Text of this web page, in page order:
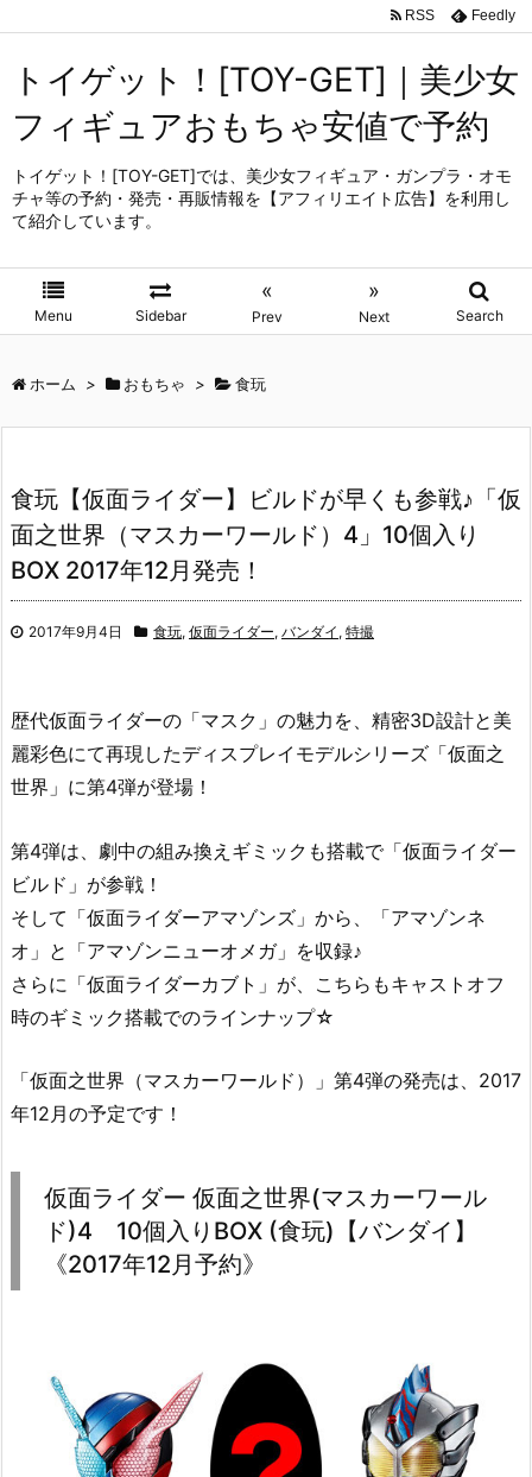
トイゲット！[TOY-GET]｜美少女
フィギュアおもちゃ安値で予約
トイゲット！[TOY-GET]では、美少女フィギュア・ガンプラ・オモ
チャ等の予約・発売・再販情報を【アフィリエイト広告】を利用し
て紹介しています。
Menu Sidebar
«
Prev
»
Next Search
RSS Feedly
ホーム > おもちゃ > 食玩
食玩【仮面ライダー】ビルドが早くも参戦♪「仮
面之世界（マスカーワールド）4」10個入り
BOX 2017年12月発売！
2017年9月4日 食玩, 仮面ライダー, バンダイ , 特撮
歴代仮面ライダーの「マスク」の魅力を、精密3D設計と美
麗彩色にて再現したディスプレイモデルシリーズ「仮面之
世界」に第4弾が登場！
第4弾は、劇中の組み換えギミックも搭載で「仮面ライダー
ビルド」が参戦！
そして「仮面ライダーアマゾンズ」から、「アマゾンネ
オ」と「アマゾンニューオメガ」を収録♪
さらに「仮面ライダーカブト」が、こちらもキャストオフ
時のギミック搭載でのラインナップ☆
「仮面之世界（マスカーワールド）」第4弾の発売は、2017
年12月の予定です！
仮面ライダー 仮面之世界(マスカーワール
ド)4 10個入りBOX (食玩)【バンダイ】
《2017年12月予約》